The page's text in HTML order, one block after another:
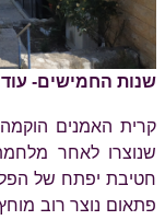
שנות החמישים-
קרית האמנים
שנוצרו לאחר
חטיבת יפתח של
פתאום נוצר רוב